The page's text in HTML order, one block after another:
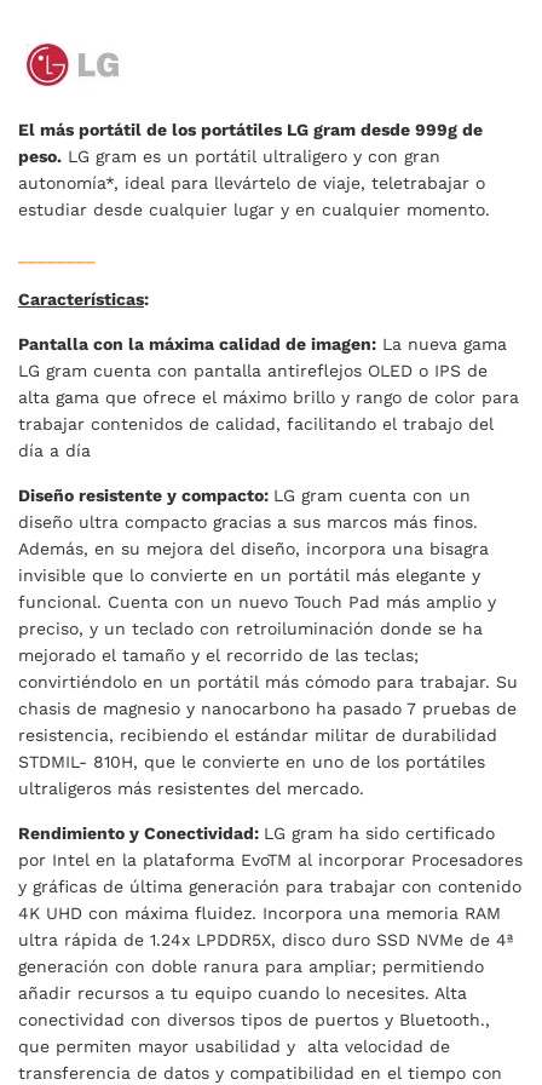
El más portátil de los portátiles LG gram desde 999g de
peso. LG gram es un portátil ultraligero y con gran
autonomía*, ideal para llevártelo de viaje, teletrabajar o
estudiar desde cualquier lugar y en cualquier momento.
Características:
Pantalla con la máxima calidad de imagen: La nueva gama
LG gram cuenta con pantalla antireflejos OLED o IPS de
alta gama que ofrece el máximo brillo y rango de color para
trabajar contenidos de calidad, facilitando el trabajo del
día a día
Diseño resistente y compacto: LG gram cuenta con un
diseño ultra compacto gracias a sus marcos más finos.
Además, en su mejora del diseño, incorpora una bisagra
invisible que lo convierte en un portátil más elegante y
funcional. Cuenta con un nuevo Touch Pad más amplio y
preciso, y un teclado con retroiluminación donde se ha
mejorado el tamaño y el recorrido de las teclas;
convirtiéndolo en un portátil más cómodo para trabajar. Su
chasis de magnesio y nanocarbono ha pasado 7 pruebas de
resistencia, recibiendo el estándar militar de durabilidad
STDMIL- 810H, que le convierte en uno de los portátiles
ultraligeros más resistentes del mercado.
Rendimiento y Conectividad: LG gram ha sido certificado
por Intel en la plataforma EvoTM al incorporar Procesadores
y gráficas de última generación para trabajar con contenido
4K UHD con máxima fluidez. Incorpora una memoria RAM
ultra rápida de 1.24x LPDDR5X, disco duro SSD NVMe de 4ª
generación con doble ranura para ampliar; permitiendo
añadir recursos a tu equipo cuando lo necesites. Alta
conectividad con diversos tipos de puertos y Bluetooth.,
que permiten mayor usabilidad y alta velocidad de
transferencia de datos y compatibilidad en el tiempo con